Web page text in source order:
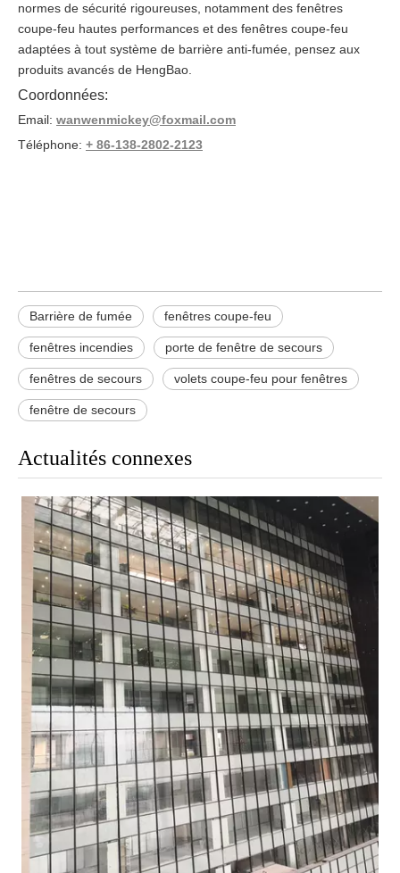
normes de sécurité rigoureuses, notamment des fenêtres
coupe-feu hautes performances et des fenêtres coupe-feu
adaptées à tout système de barrière anti-fumée, pensez aux
produits avancés de HengBao.
Coordonnées:
Email: wanwenmickey@foxmail.com
Téléphone: + 86-138-2802-2123
Barrière de fumée fenêtres coupe-feu
fenêtres incendies porte de fenêtre de secours
fenêtres de secours volets coupe-feu pour fenêtres
fenêtre de secours
Actualités connexes